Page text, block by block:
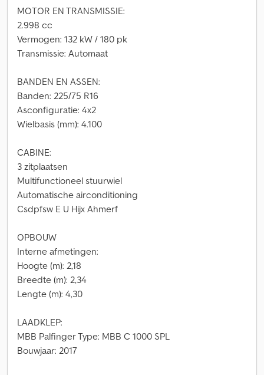
MOTOR EN TRANSMISSIE:
2.998 cc
Vermogen: 132 kW / 180 pk
Transmissie: Automaat
BANDEN EN ASSEN:
Banden: 225/75 R16
Asconfiguratie: 4x2
Wielbasis (mm): 4.100
CABINE:
3 zitplaatsen
Multifunctioneel stuurwiel
Automatische airconditioning
Csdpfsw E U Hijx Ahmerf
OPBOUW
Interne afmetingen:
Hoogte (m): 2,18
Breedte (m): 2,34
Lengte (m): 4,30
LAADKLEP:
MBB Palfinger Type: MBB C 1000 SPL
Bouwjaar: 2017